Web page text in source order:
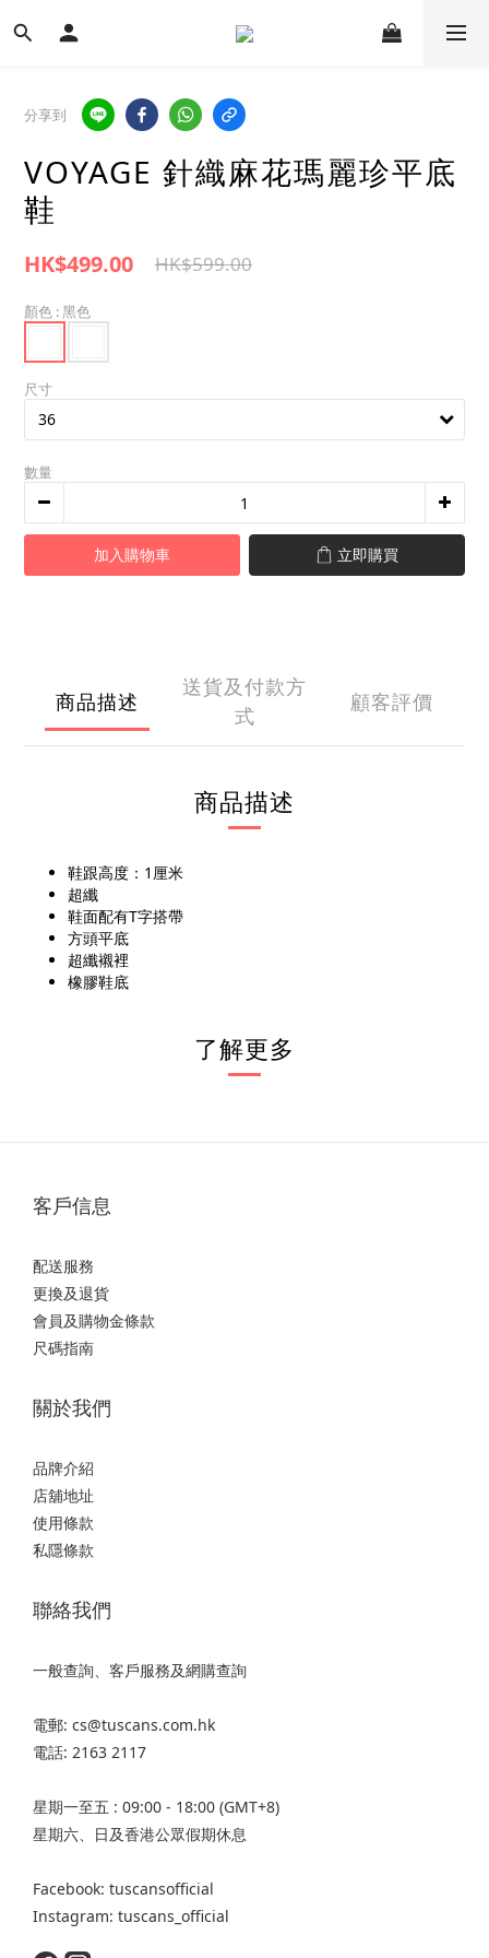
分享到
VOYAGE 針織麻花瑪麗珍平底
鞋
HK$499.00 HK$599.00
顏色 : 黑色
尺寸
數量
加入購物車 立即購買
商品描述
送貨及付款方
式
顧客評價
商品描述
鞋跟高度：1厘米
超纖
鞋面配有T字搭帶
方頭平底
超纖襯裡
橡膠鞋底
了解更多
客戶信息
配送服務
更換及退貨
會員及購物金條款
尺碼指南
關於我們
品牌介紹
店舖地址
使用條款
私隱條款
聯絡我們
一般查詢、客戶服務及網購查詢
電郵: cs@tuscans.com.hk
電話: 2163 2117
星期一至五 : 09:00 - 18:00 (GMT+8)
星期六、日及香港公眾假期休息
Facebook: tuscansofficial
Instagram: tuscans_official